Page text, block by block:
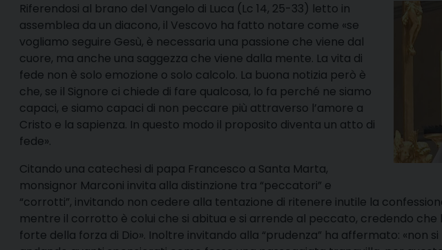
Riferendosi al brano del Vangelo di Luca (Lc 14, 25-33) letto in
assemblea da un diacono, il Vescovo ha fatto notare come «se
vogliamo seguire Gesù, è necessaria una passione che viene dal
cuore, ma anche una saggezza che viene dalla mente. La vita di
fede non è solo emozione o solo calcolo. La buona notizia però è
che, se il Signore ci chiede di fare qualcosa, lo fa perché ne siamo
capaci, e siamo capaci di non peccare più attraverso l’amore a
Cristo e la sapienza. In questo modo il proposito diventa un atto di
fede».
Citando una catechesi di papa Francesco a Santa Marta,
monsignor Marconi invita alla distinzione tra “peccatori” e
“corrotti”, invitando non cedere alla tentazione di ritenere inutile la
mentre il corrotto è colui che si abitua e si arrende al peccato, credendo che
forte della forza di Dio». Inoltre invitando alla “prudenza” ha affermato: «non